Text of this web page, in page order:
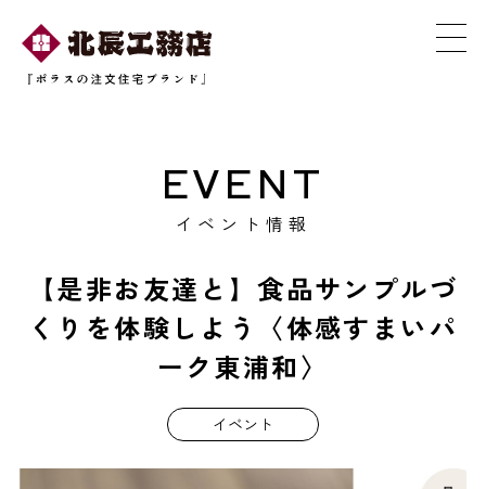
EVENT
イベント情報
【是非お友達と】食品サンプルづ
くりを体験しよう〈体感すまいパ
ーク東浦和〉
イベント